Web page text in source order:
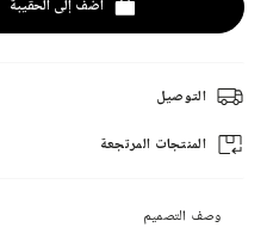
أضف إلى الحقيبة
التوصيل
المنتجات المرتجعة
وصف التصميم